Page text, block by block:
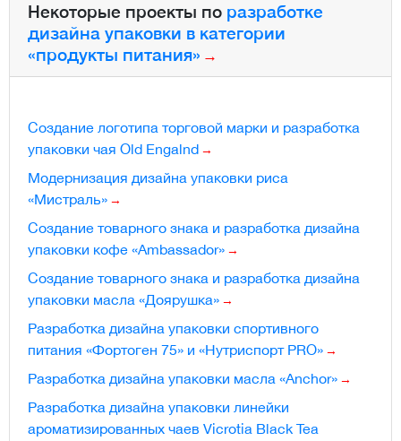
Некоторые проекты по разработке
дизайна упаковки в категории
«продукты питания»
Создание логотипа торговой марки и разработка
упаковки чая Old Engalnd
Модернизация дизайна упаковки риса
«Мистраль»
Создание товарного знака и разработка дизайна
упаковки кофе «Ambassador»
Создание товарного знака и разработка дизайна
упаковки масла «Доярушка»
Разработка дизайна упаковки спортивного
питания «Фортоген 75» и «Нутриспорт PRO»
Разработка дизайна упаковки масла «Anchor»
Разработка дизайна упаковки линейки
ароматизированных чаев Vicrotia Black Tea